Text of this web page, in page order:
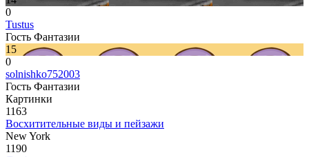
0
Tustus
Гость Фантазии
15
0
solnishko752003
Гость Фантазии
Картинки
1163
Восхитительные виды и пейзажи
New York
1190